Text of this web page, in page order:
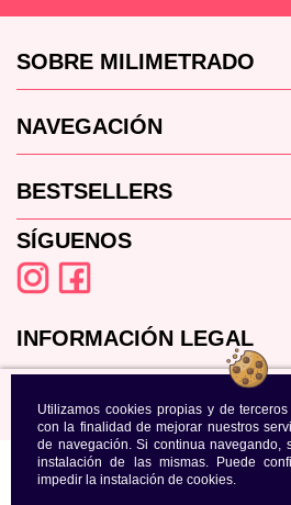
Utilizamos cookies propias y de
con la finalidad de mejorar nuestros
de navegación. Si continua navegando,
instalación de las mismas. Puede
impedir la instalación de cookies.
SOBRE MILIMETRADO
NAVEGACIÓN
BESTSELLERS
SÍGUENOS
INFORMACIÓN LEGAL